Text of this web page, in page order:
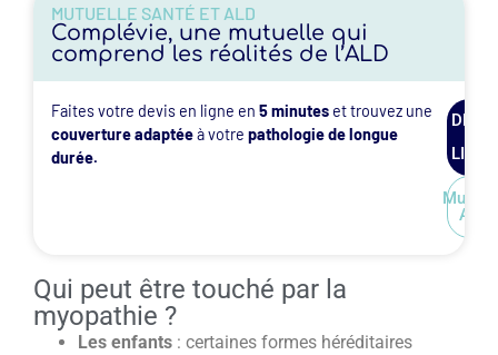
MUTUELLE SANTÉ ET ALD
Complévie, une mutuelle qui
comprend les réalités de l’ALD
Faites votre devis en ligne en 5 minuteset trouvez une
couverture adaptéeà votre pathologie de longue
durée.
DEVIS
LIGNE
ALD
Qui peut être touché par la
myopathie ?
Les enfants : certaines formes héréditaires